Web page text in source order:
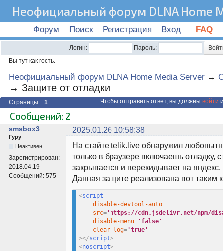
Неофициальный форум DLNA Home
Форум Поиск Регистрация Вход FAQ
Логин:
Пароль:
Вы тут как гость.
Неофициальный форум DLNA Home Media Server →
→ Защите от отладки
Страницы 1 Чтобы отправить ответ, вы должны войти
Сообщений: 2
smsbox3 2025.01.26 10:58:38
Гуру
Неактивен
Зарегистрирован:
2018.04.19
Сообщений: 575
На стайте telik.live обнаружил
только в браузере включаешь отладку,
закрывается и перекидывает на яндекс.
Данная защите реализована вот таким
<script
disable-devtool-auto
src='https://cdn.jsdelivr.net/npm/
disable-menu='false'
clear-log='true'
></script>
<noscript>